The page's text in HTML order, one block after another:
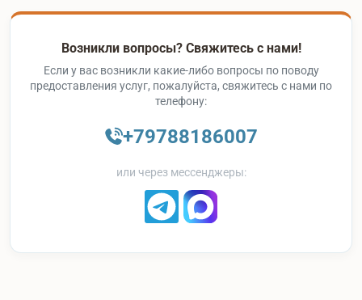
Возникли вопросы? Свяжитесь с нами!
Если у вас возникли какие-либо вопросы по поводу
предоставления услуг, пожалуйста, свяжитесь с нами по
телефону:
+79788186007
или через мессенджеры: